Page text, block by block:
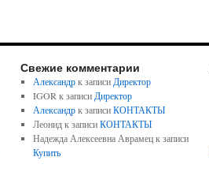
Свежие комментарии
Александрк записи Директор
IGOR к записи Директор
Александрк записиКОНТАКТЫ
Леонидк записиКОНТАКТЫ
Надежда Алексеевна Аврамецк записи
Купить